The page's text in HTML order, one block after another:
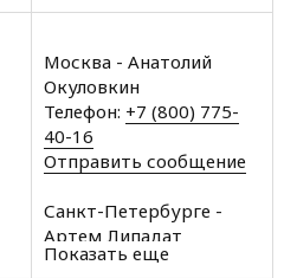
Москва - Анатолий
Окуловкин
Телефон: +7 (800) 775-
40-16
Отправить сообщение
Санкт-Петербурге -
Артем Липадат
Телефон:+7 (812) 602-
Показать еще